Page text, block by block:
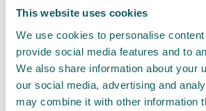
This website uses cookies
We use cookies to personalise
provide social media features and to
We also share information about your
our social media, advertising and
may combine it with other information